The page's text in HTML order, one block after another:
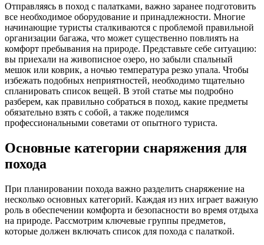
Отправляясь в поход с палатками, важно заранее подготовить
все необходимое оборудование и принадлежности. Многие
начинающие туристы сталкиваются с проблемой правильной
организации багажа, что может существенно повлиять на
комфорт пребывания на природе. Представьте себе ситуацию:
вы приехали на живописное озеро, но забыли спальный
мешок или коврик, а ночью температура резко упала. Чтобы
избежать подобных неприятностей, необходимо тщательно
спланировать список вещей. В этой статье мы подробно
разберем, как правильно собраться в поход, какие предметы
обязательно взять с собой, а также поделимся
профессиональными советами от опытного туриста.
Основные категории снаряжения для
похода
При планировании похода важно разделить снаряжение на
несколько основных категорий. Каждая из них играет важную
роль в обеспечении комфорта и безопасности во время отдыха
на природе. Рассмотрим ключевые группы предметов,
которые должен включать список для похода с палаткой.